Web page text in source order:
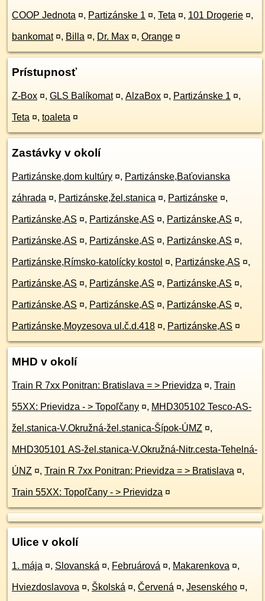
COOP Jednota ¤, Partizánske 1 ¤, Teta ¤, 101 Drogerie ¤,
bankomat ¤, Billa ¤, Dr. Max ¤, Orange ¤
Prístupnosť
Z-Box ¤, GLS Balíkomat ¤, AlzaBox ¤, Partizánske 1 ¤,
Teta ¤, toaleta ¤
Zastávky v okolí
Partizánske,dom kultúry ¤, Partizánske,Baťovianska
záhrada ¤, Partizánske,žel.stanica ¤, Partizánske ¤,
Partizánske,AS ¤, Partizánske,AS ¤, Partizánske,AS ¤,
Partizánske,AS ¤, Partizánske,AS ¤, Partizánske,AS ¤,
Partizánske,Rímsko-katolícky kostol ¤, Partizánske,AS ¤,
Partizánske,AS ¤, Partizánske,AS ¤, Partizánske,AS ¤,
Partizánske,AS ¤, Partizánske,AS ¤, Partizánske,AS ¤,
Partizánske,Moyzesova ul.č.d.418 ¤, Partizánske,AS ¤
MHD v okolí
Train R 7xx Ponitran: Bratislava = > Prievidza ¤, Train
55XX: Prievidza - > Topoľčany ¤, MHD305102 Tesco-AS-
žel.stanica-V.Okružná-žel.stanica-Šípok-ÚMZ ¤,
MHD305101 AS-žel.stanica-V.Okružná-Nitr.cesta-Tehelná-
ÚNZ ¤, Train R 7xx Ponitran: Prievidza = > Bratislava ¤,
Train 55XX: Topoľčany - > Prievidza ¤
Ulice v okolí
1. mája ¤, Slovanská ¤, Februárová ¤, Makarenkova ¤,
Hviezdoslavova ¤, Školská ¤, Červená ¤, Jesenského ¤,